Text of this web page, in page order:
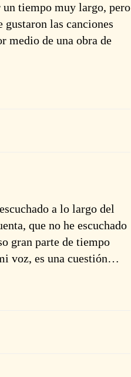
un tiempo muy largo, pero
las canciones
medio de una obra de
a lo largo del
que no he escuchado
gran parte de tiempo
voz, es una cuestión…